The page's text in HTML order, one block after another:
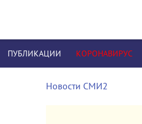
ПУБЛИКАЦИИ КОРОНАВИРУС
Новости СМИ2